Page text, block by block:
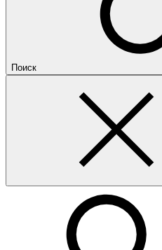
Поиск